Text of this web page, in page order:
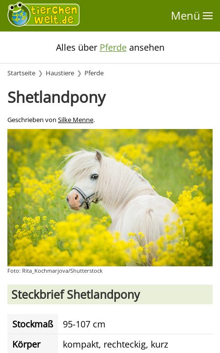
Menü
Alles über Pferdeansehen
Startseite Haustiere Pferde
Shetlandpony
Geschrieben von Silke Menne.
Foto: Rita_Kochmarjova/Shutterstock
Steckbrief Shetlandpony
Stockmaß
95-107 cm
Körper
kompakt, rechteckig, kurz